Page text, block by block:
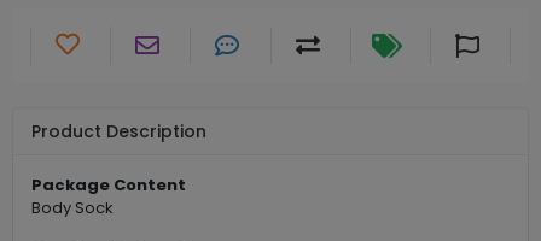
Product Description
Package Content
Body Sock